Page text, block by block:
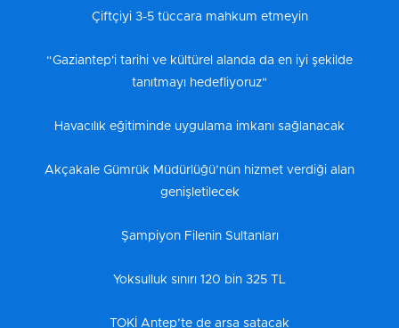
Çiftçiyi 3-5 tüccara mahkum etmeyin
“Gaziantep'i tarihi ve kültürel alanda da en iyi şekilde
tanıtmayı hedefliyoruz"
Havacılık eğitiminde uygulama imkanı sağlanacak
Akçakale Gümrük Müdürlüğü’nün hizmet verdiği alan
genişletilecek
Şampiyon Filenin Sultanları
Yoksulluk sınırı 120 bin 325 TL
TOKİ Antep’te de arsa satacak